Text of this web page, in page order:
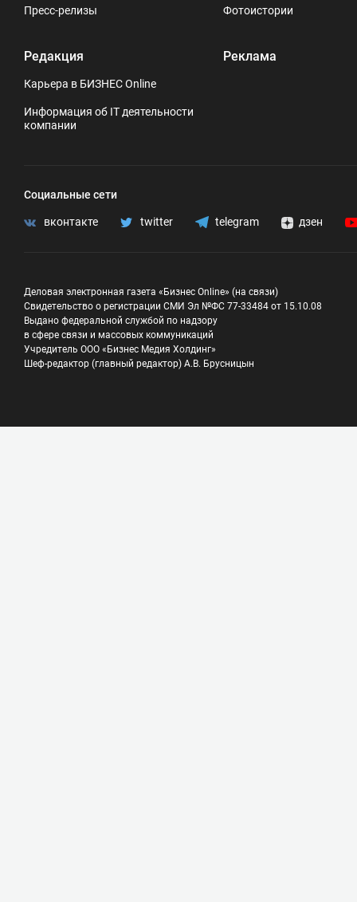
Пресс-релизы
Редакция
Карьера в БИЗНЕС Online
Информация об IT деятельности
компании
Фотоистории
Реклама
Социальные сети
вконтакте twitter telegram дзен
Деловая электронная газета «Бизнес Online» (на связи)
Свидетельство о регистрации СМИ Эл №ФС 77-33484 от 15.10.08
Выдано федеральной службой по надзору
в сфере связи и массовых коммуникаций
Учредитель ООО «Бизнес Медия Холдинг»
Шеф-редактор (главный редактор) А.В. Брусницын